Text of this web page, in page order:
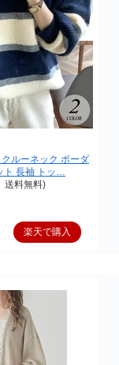
ルーネック ボーダ
ト 長袖 トッ…
送料無料)
楽天で購入